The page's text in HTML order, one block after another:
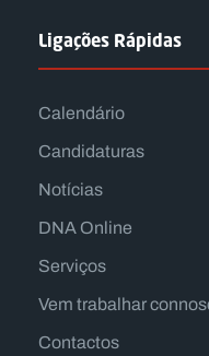
Ligações Rápidas
Calendário
Candidaturas
Notícias
DNA Online
Serviços
Vem trabalhar
Contactos